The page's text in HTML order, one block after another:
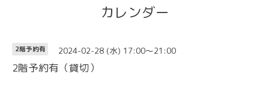
カレンダー
2階予約有 2024-02-28 (水) 17:00～21:00
2階予約有（貸切）